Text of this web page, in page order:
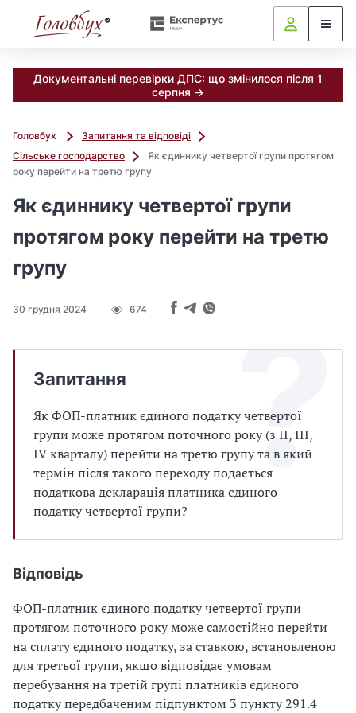
Документальні перевірки ДПС: що змінилося після 1
серпня →
Головбух
Запитання та відповіді
Сільське господарство
Як єдиннику четвертої групи протягом
року перейти на третю групу
Як єдиннику четвертої групи
протягом року перейти на третю
групу
30 грудня 2024 674
Запитання
Як ФОП-платник єдиного податку четвертої
групи може протягом поточного року (з ІІ, ІІІ,
ІV кварталу) перейти на третю групу та в який
термін після такого переходу подається
податкова декларація платника єдиного
податку четвертої групи?
Відповідь
ФОП-платник єдиного податку четвертої групи
протягом поточного року може самостійно перейти
на сплату єдиного податку, за ставкою, встановленою
для третьої групи, якщо відповідає умовам
перебування на третій групі платників єдиного
податку передбаченим підпунктом 3 пункту 291.4